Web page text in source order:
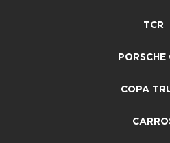
TCR
PORSCHE
COPA